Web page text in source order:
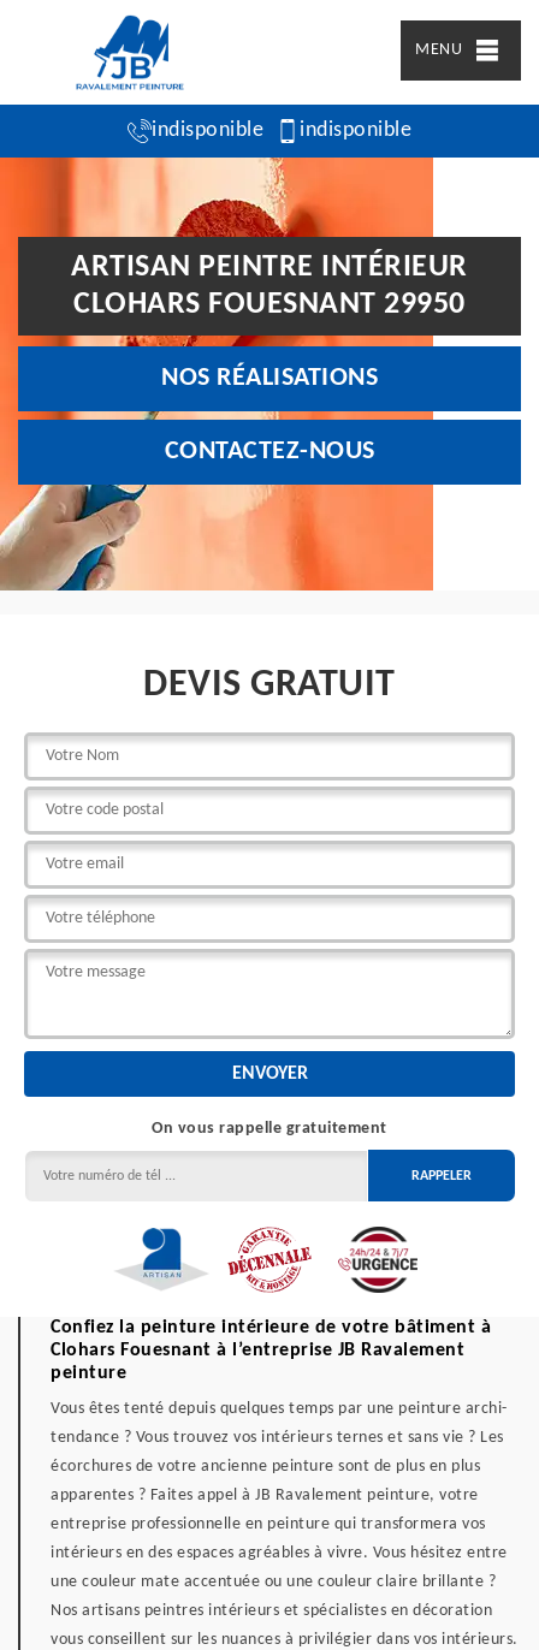
MENU
indisponible indisponible
ARTISAN PEINTRE INTÉRIEUR
CLOHARS FOUESNANT 29950
NOS RÉALISATIONS
CONTACTEZ-NOUS
DEVIS GRATUIT
On vous rappelle gratuitement
Confiez la peinture intérieure de votre bâtiment à
Clohars Fouesnant à l’entreprise JB Ravalement
peinture
Vous êtes tenté depuis quelques temps par une peinture archi-
tendance ? Vous trouvez vos intérieurs ternes et sans vie ? Les
écorchures de votre ancienne peinture sont de plus en plus
apparentes ? Faites appel à JB Ravalement peinture, votre
entreprise professionnelle en peinture qui transformera vos
intérieurs en des espaces agréables à vivre. Vous hésitez entre
une couleur mate accentuée ou une couleur claire brillante ?
Nos artisans peintres intérieurs et spécialistes en décoration
vous conseillent sur les nuances à privilégier dans vos intérieurs.